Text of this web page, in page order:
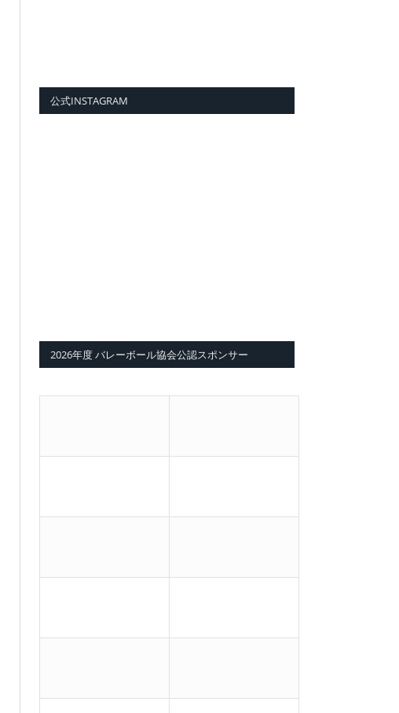
公式INSTAGRAM
2026年度 バレーボール協会公認スポンサー